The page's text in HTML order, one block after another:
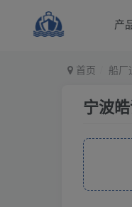
产
首页 船厂
宁波